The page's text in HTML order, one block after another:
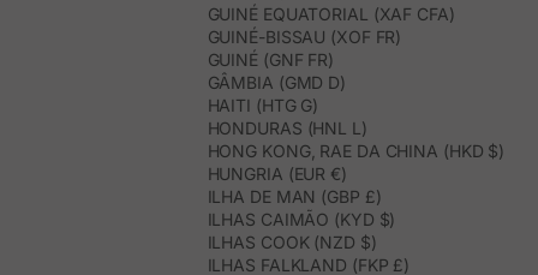
GUINÉ EQUATORIAL (XAF CFA)
GUINÉ-BISSAU (XOF FR)
GUINÉ (GNF FR)
GÂMBIA (GMD D)
HAITI (HTG G)
HONDURAS (HNL L)
HONG KONG, RAE DA CHINA (HKD $)
HUNGRIA (EUR €)
ILHA DE MAN (GBP £)
ILHAS CAIMÃO (KYD $)
ILHAS COOK (NZD $)
ILHAS FALKLAND (FKP £)